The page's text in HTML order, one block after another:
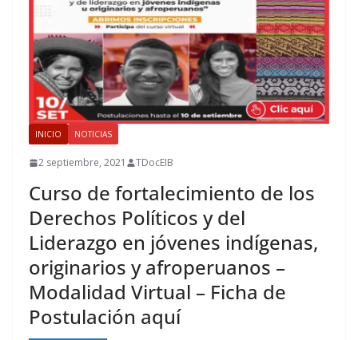
INICIO NOTICIAS
2 septiembre, 2021 TDocEIB
Curso de fortalecimiento de los
Derechos Políticos y del
Liderazgo en jóvenes indígenas,
originarios y afroperuanos –
Modalidad Virtual – Ficha de
Postulación aquí